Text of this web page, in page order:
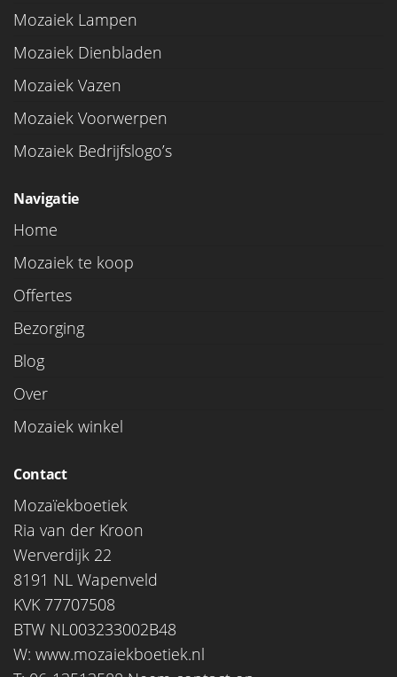
Mozaiek Lampen
Mozaiek Dienbladen
Mozaiek Vazen
Mozaiek Voorwerpen
Mozaiek Bedrijfslogo’s
Navigatie
Home
Mozaiek te koop
Offertes
Bezorging
Blog
Over
Mozaiek winkel
Contact
Mozaïekboetiek
Ria van der Kroon
Werverdijk 22
8191 NL Wapenveld
KVK 77707508
BTW NL003233002B48
W: www.mozaiekboetiek.nl